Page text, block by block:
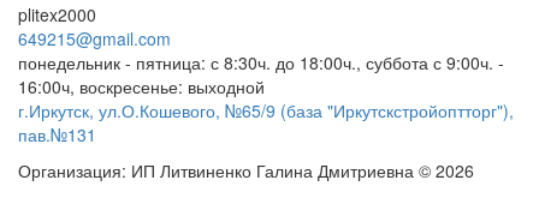
plitex2000
649215@gmail.com
понедельник - пятница: с 8:30ч. до 18:00ч., суббота с 9:00ч. -
16:00ч, воскресенье: выходной
г.Иркутск, ул.О.Кошевого, №65/9 (база "Иркутскстройоптторг"),
пав.№131
Организация: ИП Литвиненко Галина Дмитриевна © 2026